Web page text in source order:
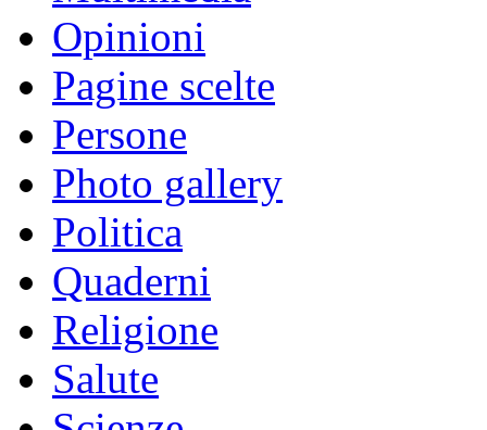
Opinioni
Pagine scelte
Persone
Photo gallery
Politica
Quaderni
Religione
Salute